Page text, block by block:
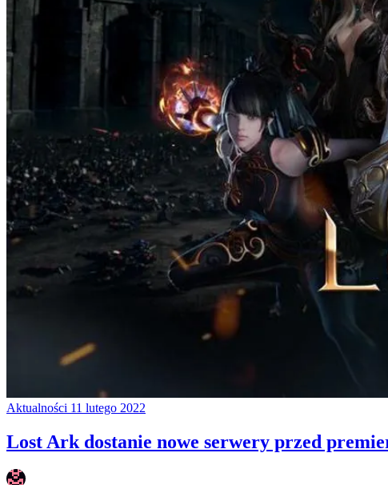
Aktualności 11 lutego 2022
Lost Ark dostanie nowe serwery przed